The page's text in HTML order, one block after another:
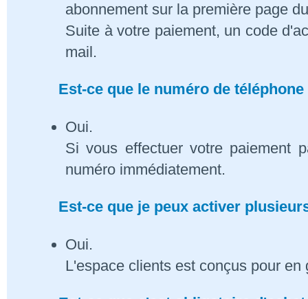
abonnement sur la première page
Suite à votre paiement, un code
mail.
Est-ce que le numéro de
Oui.
Si vous effectuer votre paiement
numéro immédiatement.
Est-ce que je peux activer
Oui.
L'espace clients est conçus pour